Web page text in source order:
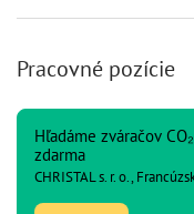
Pracovné pozície
Hľadáme zváračov
zdarma
CHRISTAL s. r. o.,